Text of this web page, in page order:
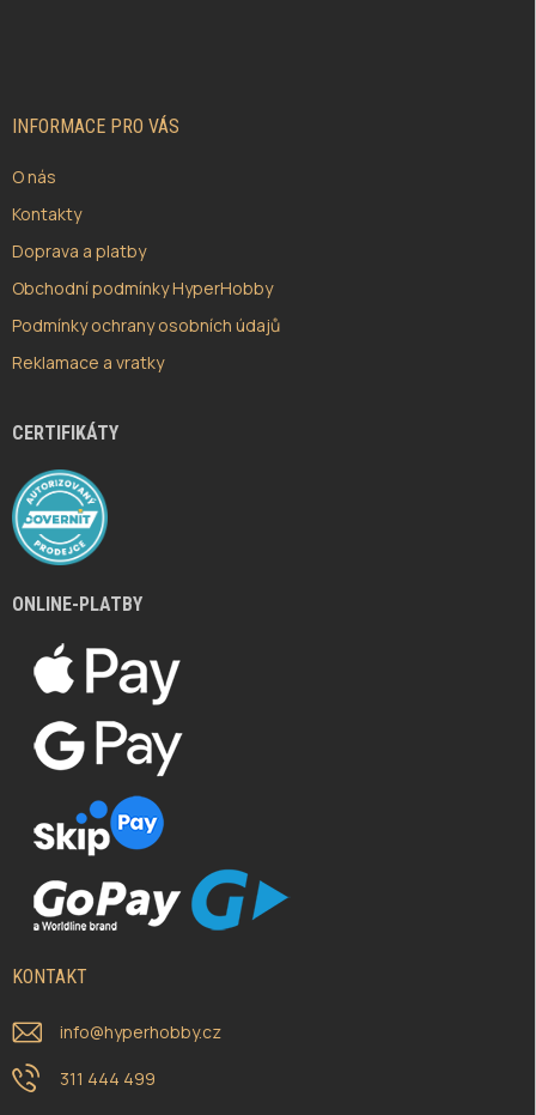
INFORMACE PRO VÁS
O nás
Kontakty
Doprava a platby
Obchodní podmínky HyperHobby
Podmínky ochrany osobních údajů
Reklamace a vratky
CERTIFIKÁTY
ONLINE-PLATBY
KONTAKT
info@hyperhobby.cz
311 444 499